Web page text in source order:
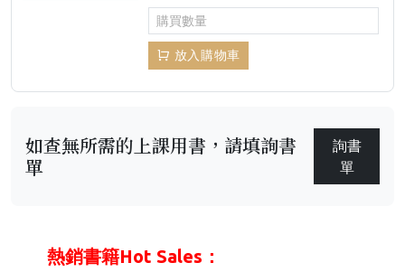
放入購物車
如查無所需的上課用書，請填詢書
單
詢書
單
熱銷書籍Hot Sales：